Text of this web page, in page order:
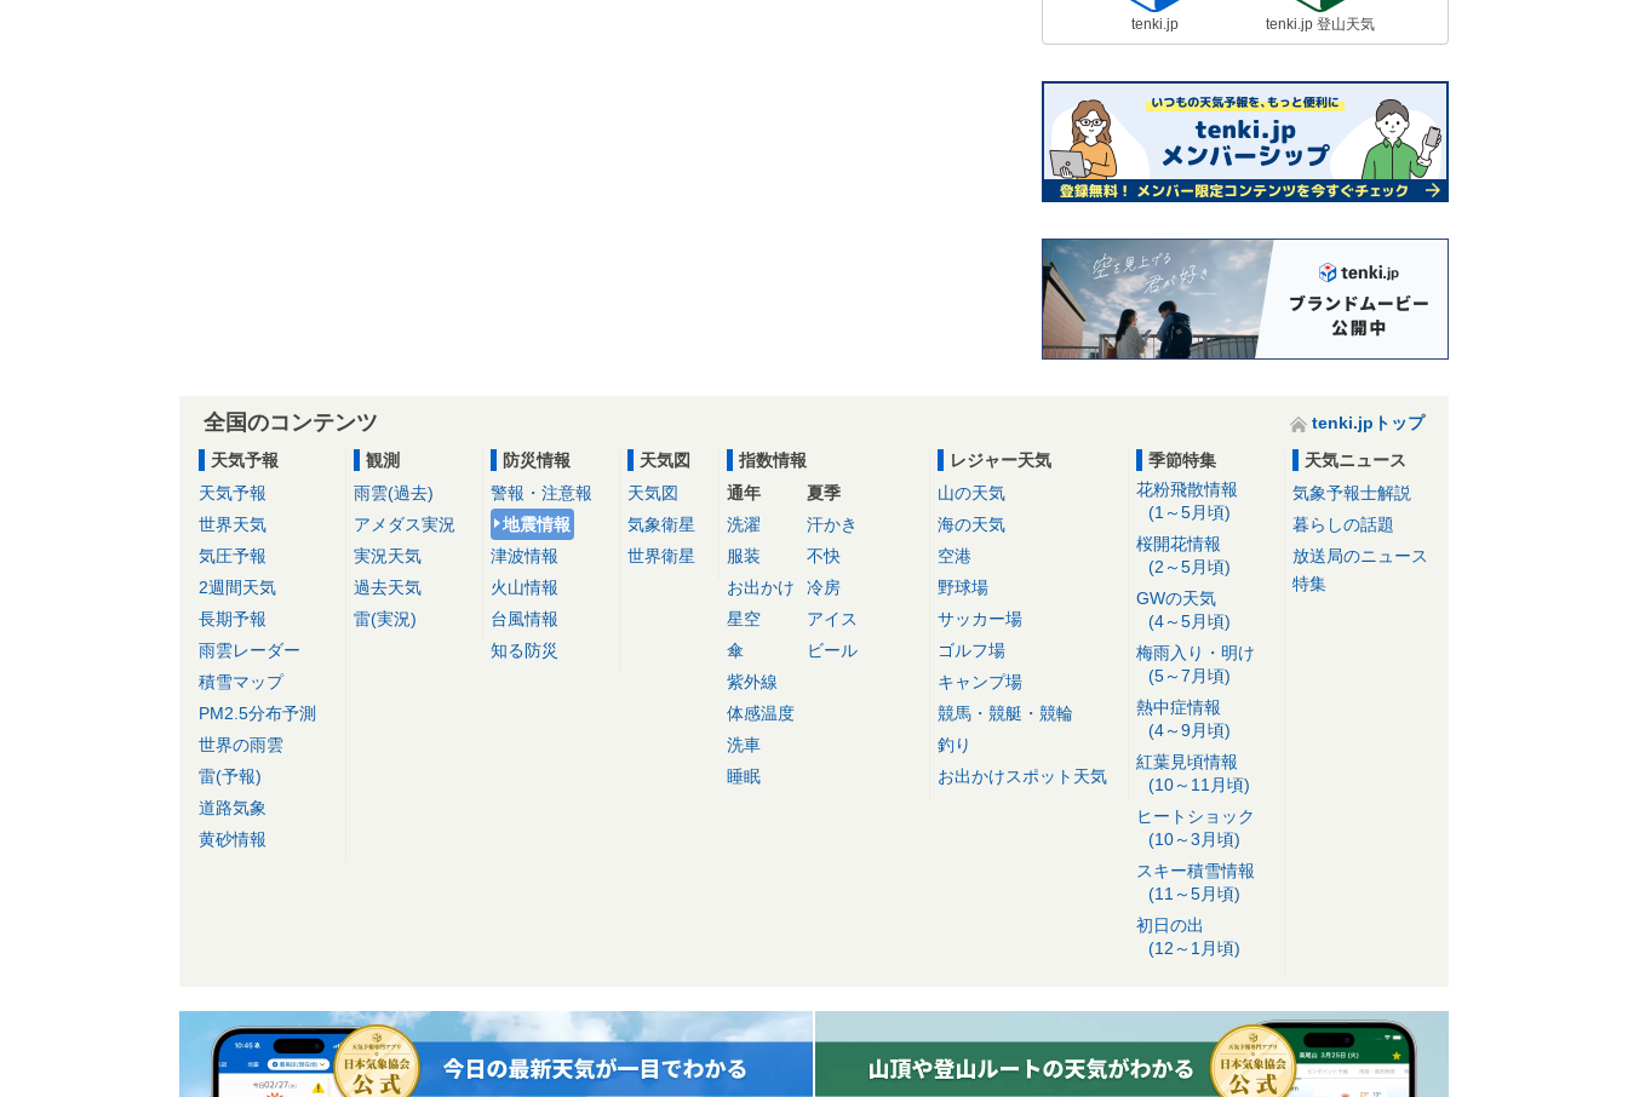
tenki.jp tenki.jp 登山天気
全国のコンテンツ
tenki.jpトップ
天気予報
天気予報
世界天気
気圧予報
2週間天気
長期予報
雨雲レーダー
積雪マップ
PM2.5分布予測
世界の雨雲
雷(予報)
道路気象
黄砂情報
観測
雨雲(過去)
アメダス実況
実況天気
過去天気
雷(実況)
防災情報
警報・注意報
地震情報
津波情報
火山情報
台風情報
知る防災
天気図
天気図
気象衛星
世界衛星
指数情報
通年
洗濯
服装
お出かけ
星空
傘
紫外線
体感温度
洗車
睡眠
夏季
汗かき
不快
冷房
アイス
ビール
レジャー天気
山の天気
海の天気
空港
野球場
サッカー場
ゴルフ場
キャンプ場
競馬・競艇・競輪
釣り
お出かけスポット天気
季節特集
花粉飛散情報
(1～5月頃)
桜開花情報
(2～5月頃)
GWの天気
(4～5月頃)
梅雨入り・明け
(5～7月頃)
熱中症情報
(4～9月頃)
紅葉見頃情報
(10～11月頃)
ヒートショック
(10～3月頃)
スキー積雪情報
(11～5月頃)
初日の出
(12～1月頃)
天気ニュース
気象予報士解説
暮らしの話題
放送局のニュース
特集